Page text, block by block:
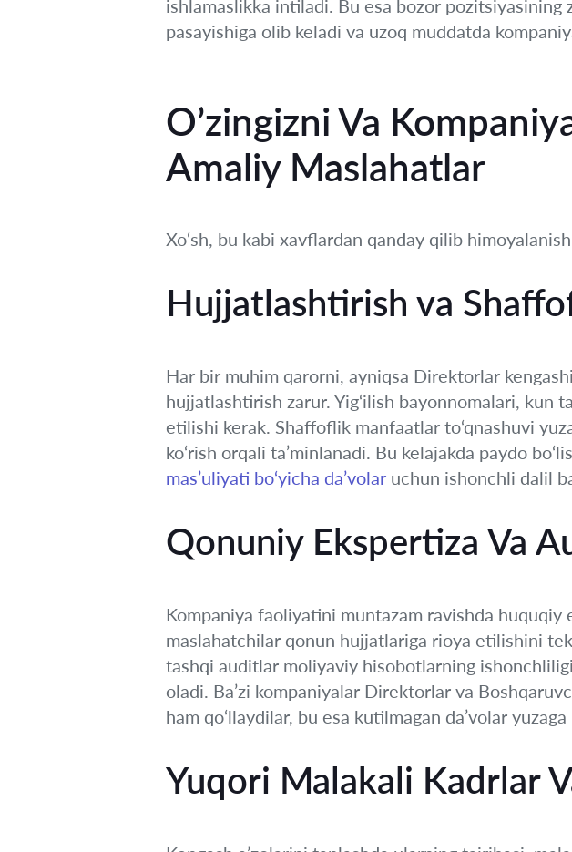
ishlamaslikka intiladi. Bu esa bozor
pasayishiga olib keladi va uzoq muddatda
O’zingizni Va
Amaliy Maslahatlar
Xo‘sh, bu kabi xavflardan qanday qilib
Hujjatlashtirish va
Har bir muhim qarorni, ayniqsa Direktorlar
hujjatlashtirish zarur. Yig‘ilish bayonnomalari, kun
etilishi kerak. Shaffoflik manfaatlar to‘qnashuvi
ko‘rish orqali ta’minlanadi. Bu kelajakda paydo
mas’uliyati bo‘yicha da’volar uchun ishonchli dalil
Qonuniy Ekspertiza Va
Kompaniya faoliyatini muntazam ravishda
maslahatchilar qonun hujjatlariga rioya etilishini
tashqi auditlar moliyaviy hisobotlarning
oladi. Ba’zi kompaniyalar Direktorlar va
ham qo‘llaydilar, bu esa kutilmagan da’volar
Yuqori Malakali Kadrlar